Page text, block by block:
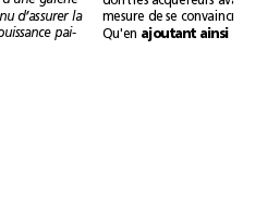
marchande est seulement tenu d’assurer la
délivrance, l’entretien et la jouissance pai-